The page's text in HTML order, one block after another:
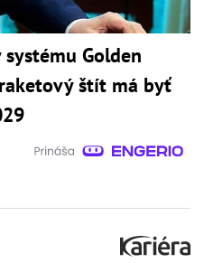
Golden
štít má byť